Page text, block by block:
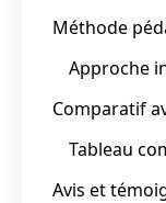
Méthode
Approche
Comparatif
Tableau
Avis et